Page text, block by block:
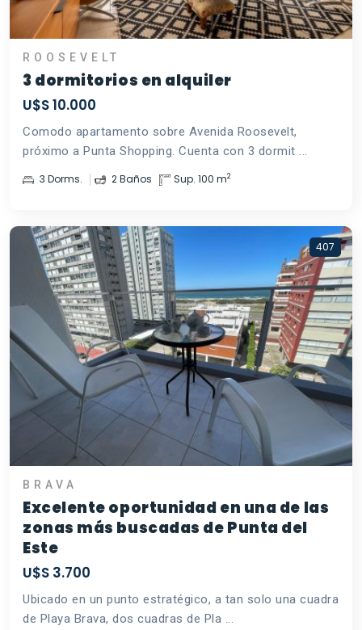
ROOSEVELT
3 dormitorios en alquiler
U$S 10.000
Comodo apartamento sobre Avenida Roosevelt,
próximo a Punta Shopping. Cuenta con 3 dormit ...
3 Dorms. 2 Baños Sup. 100 m2
407
BRAVA
Excelente oportunidad en una de las
zonas más buscadas de Punta del
Este
U$S 3.700
Ubicado en un punto estratégico, a tan solo una cuadra
de Playa Brava, dos cuadras de Pla ...